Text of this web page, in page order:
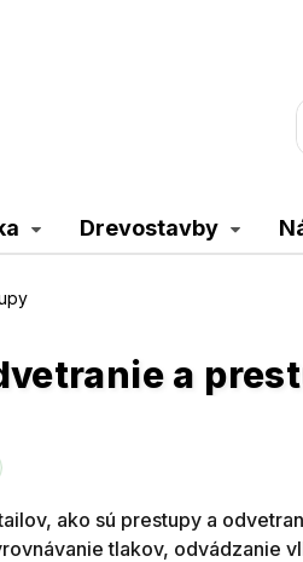
Drevostavby
a
ako sú prestupy a
tlakov, odvádzanie